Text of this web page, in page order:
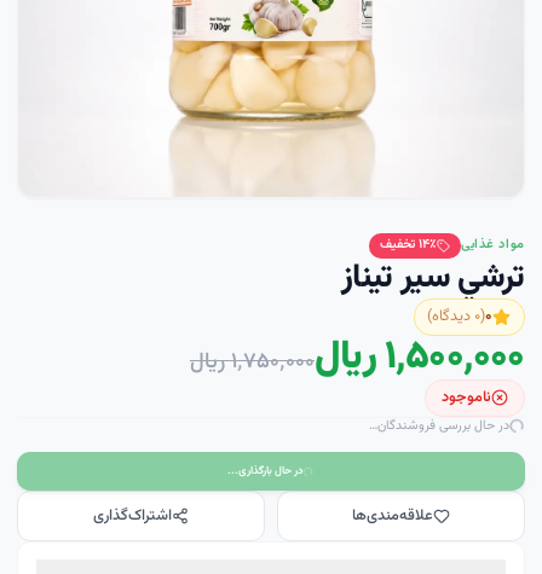
مواد غذایی ۱۴٪ تخفیف
ترشي سير تيناز
۰(۰ دیدگاه)
۱٬۵۰۰٬۰۰۰ ریال ۱٬۷۵۰٬۰۰۰ ریال
ناموجود
در حال بررسی فروشندگان…
در حال بارگذاری...
علاقه‌مندی‌ها اشتراک‌گذاری